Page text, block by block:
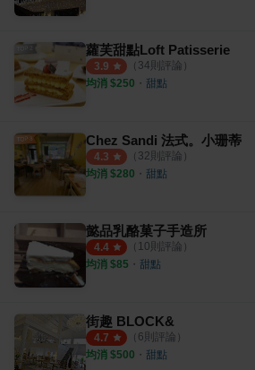
蘿芙甜點Loft Patisserie
3.9 （ 34則評論）
均消 $250 ・ 甜點
Chez Sandi 法式。小珊蒂
4.3 （ 32則評論）
均消 $280 ・ 甜點
懿品乳酪菓子手造所
4.4 （ 10則評論）
均消 $85 ・ 甜點
街趣 BLOCK&
4.7 （ 6則評論）
均消 $500 ・ 甜點